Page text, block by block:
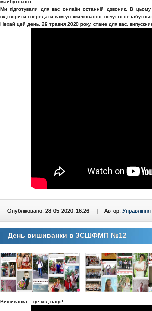
майбутнього.
Ми підготували для вас онлайн останній дзвоник. В цьому
відтворити і передати вам усі хвилювання, почуття
Нехай цей день, 29 травня 2020 року, стане для вас,
Опубліковано: 28-05-2020, 16:26 | Автор: Управління
День вишиванки в ЗСШФМП №12
Вишиванка – це код нації!